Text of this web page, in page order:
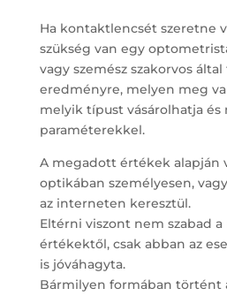
Ha kontaktlencsét szeretne
szükség van egy
vagy szemész szakorvos
eredményre, melyen meg
melyik típust vásárolhatja és
paraméterekkel.
A megadott értékek alapján
optikában személyesen,
az interneten keresztül.
Eltérni viszont nem szabad
értékektől, csak abban az
is jóváhagyta.
Bármilyen formában történt